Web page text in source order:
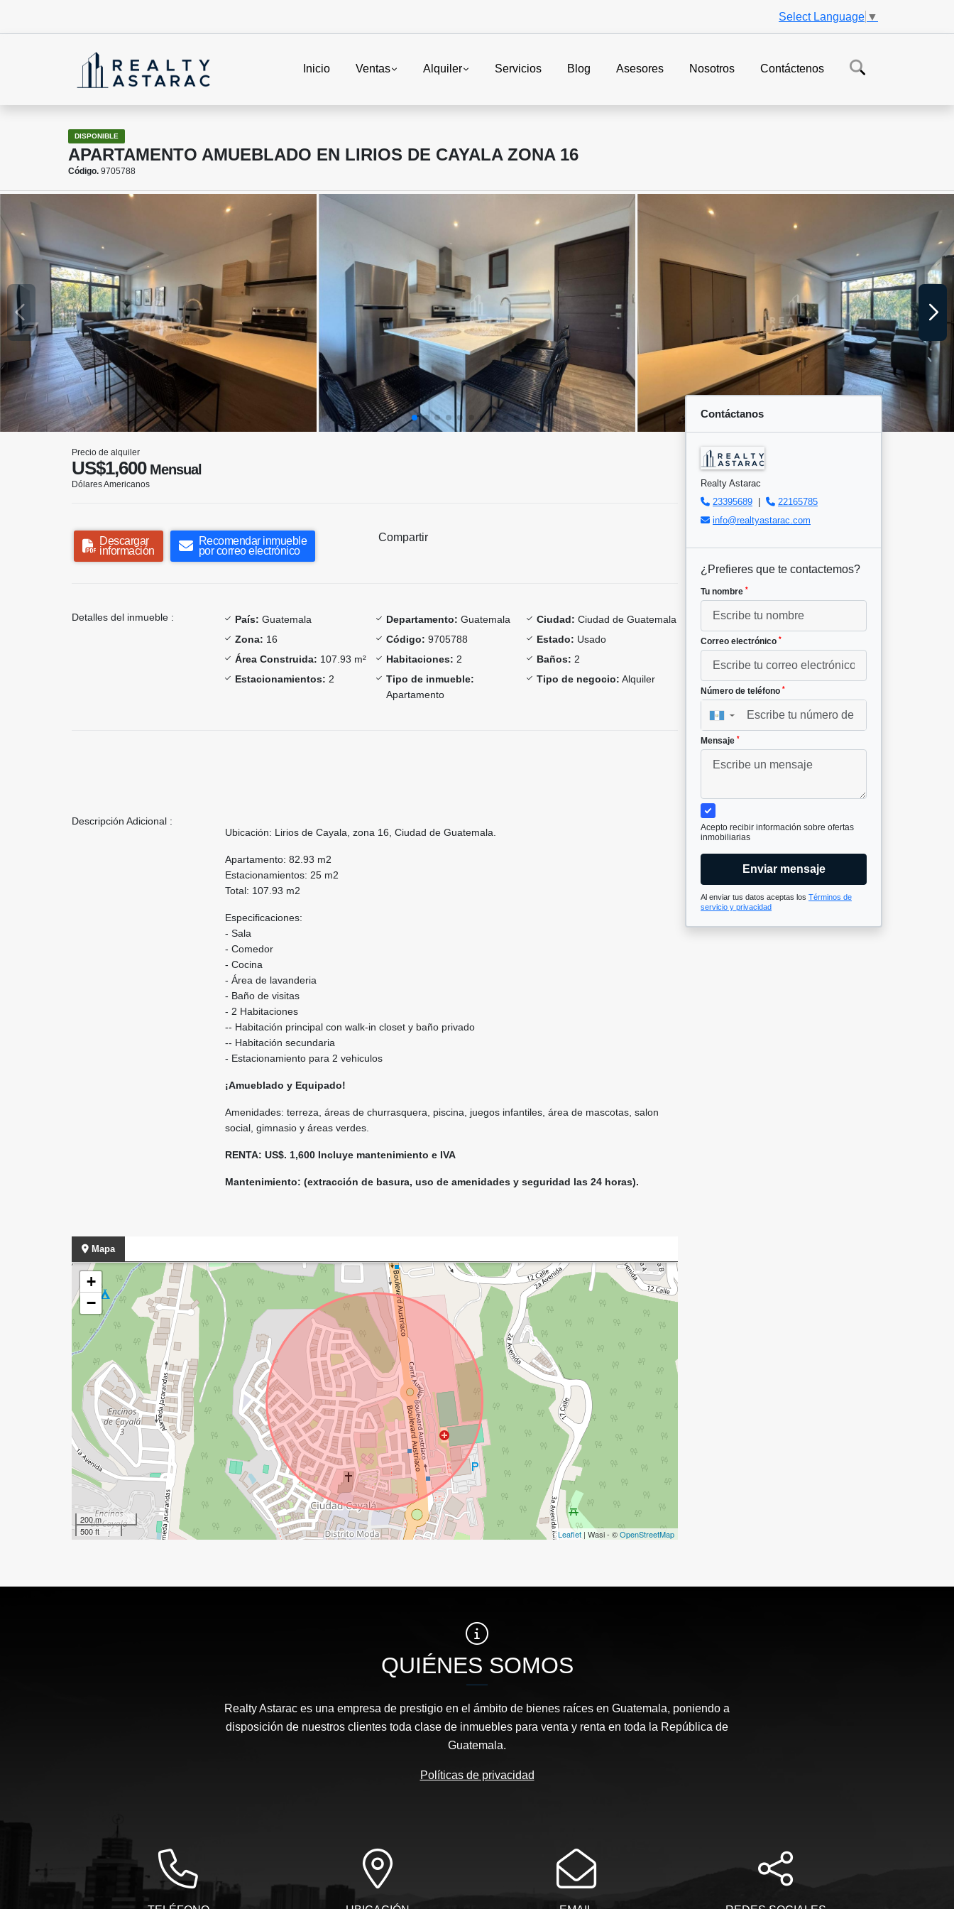
Select Language ▼
Inicio Ventas Alquiler Servicios Blog Asesores Nosotros Contáctenos
DISPONIBLE
APARTAMENTO AMUEBLADO EN LIRIOS DE CAYALA ZONA 16
Código. 9705788
Precio de alquiler
US$1,600Mensual
Dólares Americanos
Descargar
información
Recomendar inmueble
por correo electrónico
Compartir
Detalles del inmueble : País: Guatemala Departamento: Guatemala Ciudad: Ciudad de Guatemala
Zona: 16 Código: 9705788 Estado: Usado
Área Construida: 107.93 m² Habitaciones: 2 Baños: 2
Estacionamientos: 2
Tipo de inmueble:
Apartamento
Tipo de negocio: Alquiler
Descripción Adicional :
Ubicación: Lirios de Cayala, zona 16, Ciudad de Guatemala.
Apartamento: 82.93 m2
Estacionamientos: 25 m2
Total: 107.93 m2
Especificaciones:
- Sala
- Comedor
- Cocina
- Área de lavanderia
- Baño de visitas
- 2 Habitaciones
-- Habitación principal con walk-in closet y baño privado
-- Habitación secundaria
- Estacionamiento para 2 vehiculos
¡Amueblado y Equipado!
Amenidades: terreza, áreas de churrasquera, piscina, juegos infantiles, área de mascotas, salon
social, gimnasio y áreas verdes.
RENTA: US$. 1,600 Incluye mantenimiento e IVA
Mantenimiento: (extracción de basura, uso de amenidades y seguridad las 24 horas).
Mapa
+
−
200 m
500 ft
Leaflet | Wasi - ©OpenStreetMap
Contáctanos
Realty Astarac
23395689
22165785
info@realtyastarac.com
¿Prefieres que te contactemos?
Tu nombre *
Correo electrónico *
Número de teléfono *
▼
Mensaje *
Acepto recibir información sobre ofertas
inmobiliarias
Enviar mensaje
Al enviar tus datos aceptas los Términos de
servicio y privacidad
QUIÉNES SOMOS
Realty Astarac es una empresa de prestigio en el ámbito de bienes raíces en Guatemala, poniendo a
disposición de nuestros clientes toda clase de inmuebles para venta y renta en toda la República de
Guatemala.
Políticas de privacidad